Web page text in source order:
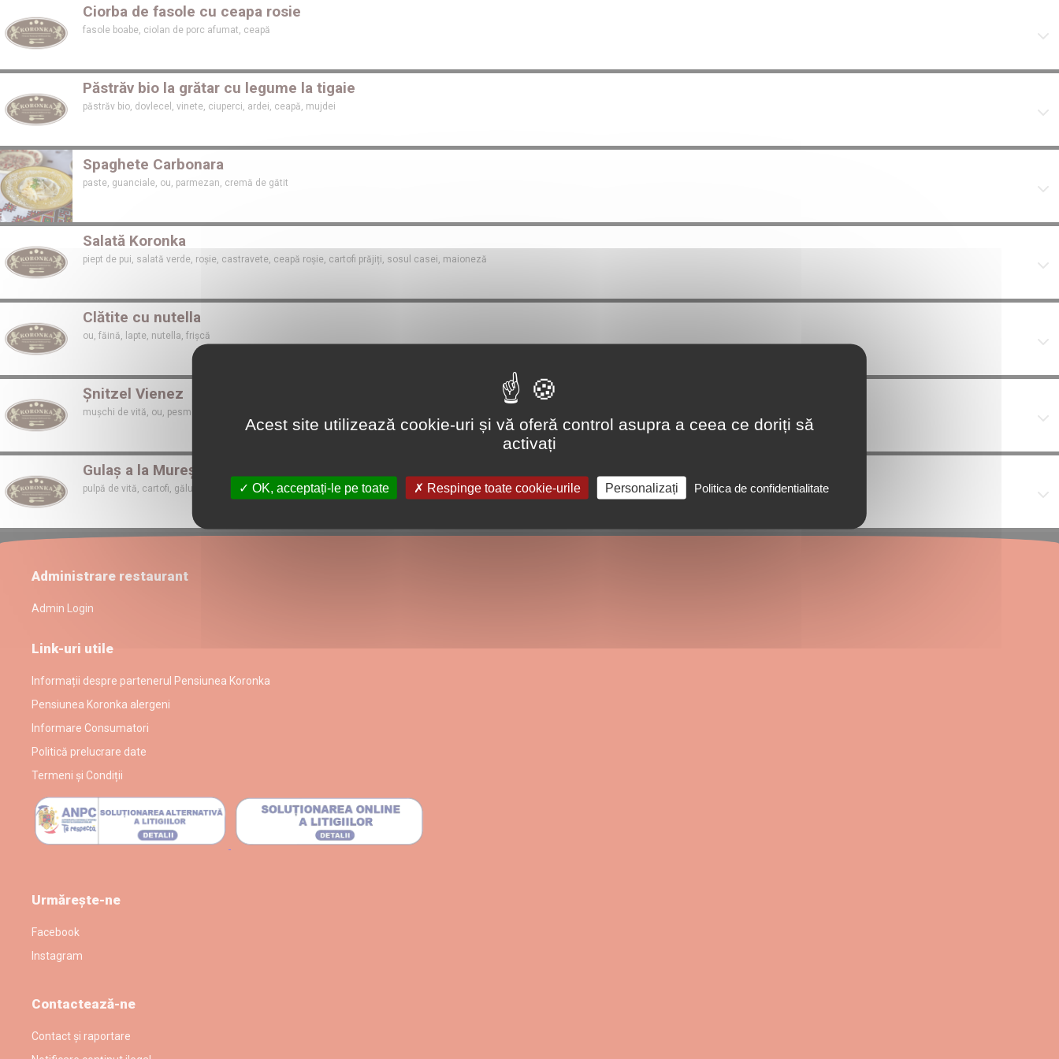
Ciorba de fasole cu ceapa rosie
fasole boabe, ciolan de porc afumat, ceapă
Păstrăv bio la grătar cu legume la tigaie
păstrăv bio, dovlecel, vinete, ciuperci, ardei, ceapă, mujdei
Spaghete Carbonara
paste, guanciale, ou, parmezan, cremă de gătit
Salată Koronka
piept de pui, salată verde, roșie, castravete, ceapă roșie, cartofi prăjiți, sosul casei, maioneză
Clătite cu nutella
ou, făină, lapte, nutella, frișcă
Șnitzel Vienez
mușchi de vită, ou, pesmet, făină
Gulaș a la Mureș
pulpă de vită, cartofi, găluște de făină
Administrare restaurant
Admin Login
Link-uri utile
Informații despre partenerul Pensiunea Koronka
Pensiunea Koronka alergeni
Informare Consumatori
Politică prelucrare date
Termeni și Condiții
Urmărește-ne
Facebook
Instagram
Contactează-ne
Contact și raportare
Acest site utilizează cookie-uri și vă oferă control asupra a ceea ce doriți să
activați
OK, acceptați-le pe toate Respinge toate cookie-urile Personalizați Politica de confidentialitate